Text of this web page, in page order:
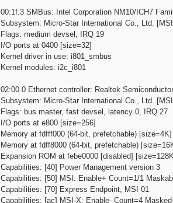
00:1f.3 SMBus: Intel Corporation NM10/ICH7
Subsystem: Micro-Star International Co., Ltd.
Flags: medium devsel, IRQ 19
I/O ports at 0400 [size=32]
Kernel driver in use: i801_smbus
Kernel modules: i2c_i801
02:00.0 Ethernet controller: Realtek
Subsystem: Micro-Star International Co., Ltd.
Flags: bus master, fast devsel, latency 0, IRQ 27
I/O ports at e800 [size=256]
Memory at fdfff000 (64-bit, prefetchable) [size=4K]
Memory at fdff8000 (64-bit, prefetchable)
Expansion ROM at febe0000 [disabled]
Capabilities: [40] Power Management version 3
Capabilities: [50] MSI: Enable+ Count=1/1
Capabilities: [70] Express Endpoint, MSI 01
Capabilities: [ac] MSI-X: Enable- Count=4